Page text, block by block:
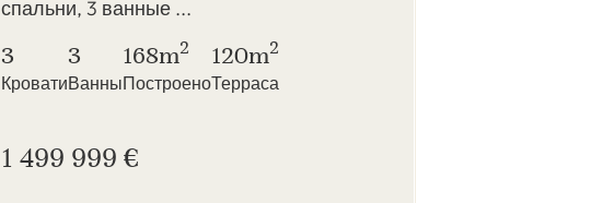
спальни, 3 ванные ...
3
Кровати
3
Ванны
168m2
Построено
120m2
Терраса
1 499 999 €